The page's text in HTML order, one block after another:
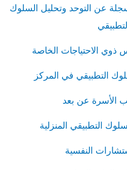
عن التوحد وتحليل السلوك
التطبيقي
ذوي الاحتياجات الخاصة
التطبيقي في المركز
الأسرة عن بعد
التطبيقي المنزلية
النفسية